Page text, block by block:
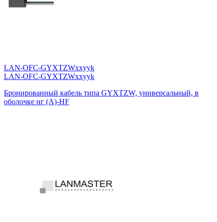
LAN-OFC-GYXTZWxxyyk
LAN-OFC-GYXTZWxxyyk
Бронированный кабель типа GYXTZW, универсальный, в
оболочке нг (А)-HF